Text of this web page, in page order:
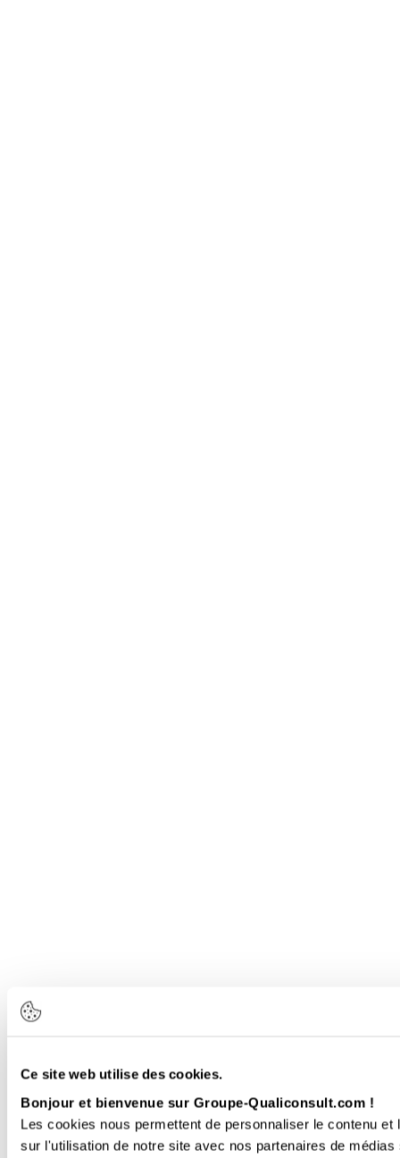
Ce site web utilise des cookies.
Bonjour et bienvenue sur Groupe-Qualiconsult.com !
Les cookies nous permettent de personnaliser le contenu
sur l'utilisation de notre site avec nos partenaires de